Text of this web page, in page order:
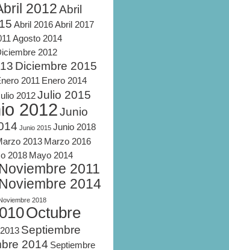
2012Abril
Abril 2016Abril 2017
Agosto 2014
2012
Diciembre 2015
2011 Enero 2014
2012Julio 2015
2012Junio
Junio 2015 Junio 2018
2013 Marzo 2016
2018 Mayo 2014
Noviembre 2011
Noviembre 2014
2018
Octubre
Septiembre
2014 Septiembre